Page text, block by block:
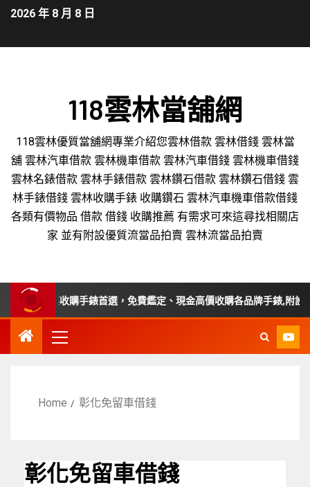
2026 年 8 月 8 日
118雲林當舖網
118雲林優質當舖網專業介紹您雲林借款 雲林借錢 雲林當
舖 雲林汽車借款 雲林機車借款 雲林汽車借錢 雲林機車借錢
雲林名錶借款 雲林手錶借款 雲林鑽石借款 雲林鑽石借錢 雲
林手錶借錢 雲林收購手錶 收購鑽石 雲林汽車機車借款借錢
各類有價物品 借款 借錢 收購推薦 有需求可來這尋找相關店
家 並有附設優質流當品拍賣 雲林流當品拍賣
、苗栗收購手錶首選，免費鑑定、現金高價收購各品牌手錶,附設平
Home 彰化免留車借錢
彰化免留車借錢